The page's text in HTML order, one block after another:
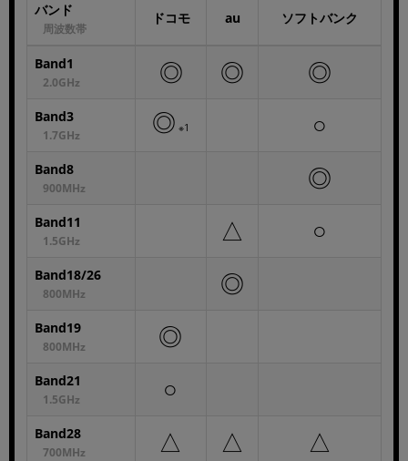
バンド
周波数帯
ドコモ au ソフトバンク
Band1
2.0GHz ◎ ◎ ◎
Band3
1.7GHz ◎ ※1 ○
Band8
900MHz ◎
Band11
1.5GHz △ ○
Band18/26
800MHz ◎
Band19
800MHz ◎
Band21
1.5GHz ○
Band28
700MHz △ △ △
月 ま